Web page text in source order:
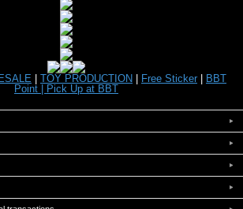
TOY PRODUCTION Free Sticker
BBT
Point |
Pick Up at BBT